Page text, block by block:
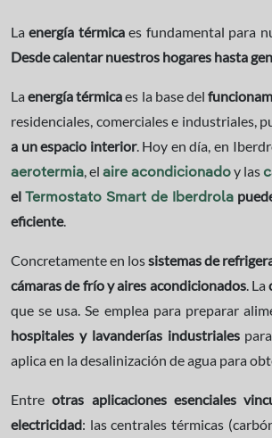
Laenergía térmicaes fundamental para
Desde calentar nuestros hogares hasta
La energía térmicaes la base del
residenciales, comerciales e industriales,
a un espacio interior. Hoy en día, en
aerotermia , elaire acondicionadoy las
el Termostato Smart de Iberdrola
eficiente.
Concretamente en lossistemas de
cámaras de frío y aires acondicionados. La
que se usa. Se emplea para preparar
hospitales y lavanderías industriales
aplica en la desalinización de agua para
Entre otras aplicaciones esenciales
electricidad: las centrales térmicas